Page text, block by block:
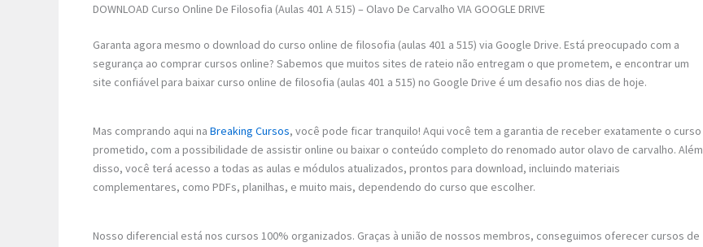
DOWNLOAD Curso Online De Filosofia (Aulas 401 A 515) – Olavo De Carvalho VIA GOOGLE DRIVE
Garanta agora mesmo o download do curso online de filosofia (aulas 401 a 515) via Google Drive. Está preocupado com a
segurança ao comprar cursos online? Sabemos que muitos sites de rateio não entregam o que prometem, e encontrar um
site confiável para baixar curso online de filosofia (aulas 401 a 515) no Google Drive é um desafio nos dias de hoje.
Mas comprando aqui na Breaking Cursos, você pode ficar tranquilo! Aqui você tem a garantia de receber exatamente o curso
prometido, com a possibilidade de assistir online ou baixar o conteúdo completo do renomado autor olavo de carvalho. Além
disso, você terá acesso a todas as aulas e módulos atualizados, prontos para download, incluindo materiais
complementares, como PDFs, planilhas, e muito mais, dependendo do curso que escolher.
Nosso diferencial está nos cursos 100% organizados. Graças à união de nossos membros, conseguimos oferecer cursos de